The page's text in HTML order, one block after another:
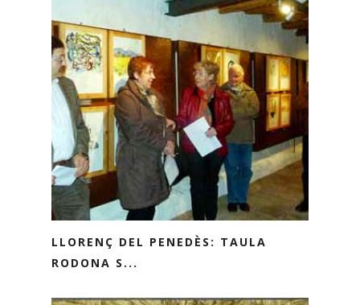
LLORENÇ DEL PENEDÈS: TAULA
RODONA S...